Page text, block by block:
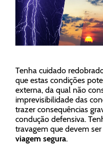
Tenha cuidado
que estas condições
externa, da qual não
imprevisibilidade das
trazer consequências
condução defensiva.
travagem que devem
viagem segura.